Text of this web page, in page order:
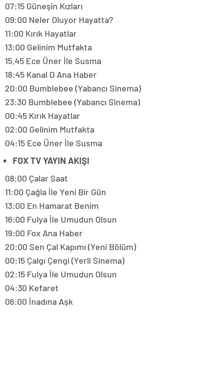
07:15 Güneşin Kızları
09:00 Neler Oluyor Hayatta?
11:00 Kırık Hayatlar
13:00 Gelinim Mutfakta
15.45 Ece Üner İle Susma
18:45 Kanal D Ana Haber
20:00 Bumblebee (Yabancı Sinema)
23:30 Bumblebee (Yabancı Sinema)
00:45 Kırık Hayatlar
02:00 Gelinim Mutfakta
04:15 Ece Üner İle Susma
FOX TV YAYIN AKIŞI
08:00 Çalar Saat
11:00 Çağla İle Yeni Bir Gün
13:00 En Hamarat Benim
16:00 Fulya İle Umudun Olsun
19:00 Fox Ana Haber
20:00 Sen Çal Kapımı (Yeni Bölüm)
00:15 Çalgı Çengi (Yerli Sinema)
02:15 Fulya İle Umudun Olsun
04:30 Kefaret
06:00 İnadına Aşk